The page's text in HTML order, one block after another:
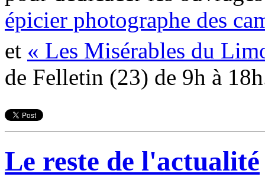
épicier photographe des
et « Les Misérables du
de Felletin (23) de 9h à
Le reste de l'actualité